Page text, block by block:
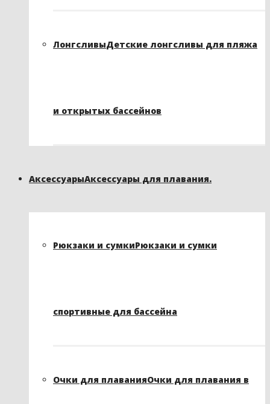
ЛонгсливыДетские лонгсливы для пляжа
и открытых бассейнов
АксессуарыАксессуары для плавания.
Рюкзаки и сумкиРюкзаки и сумки
спортивные для бассейна
Очки для плаванияОчки для плавания в